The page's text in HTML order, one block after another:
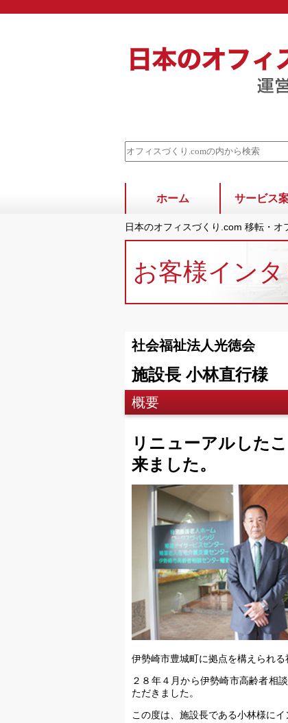
ホーム サービス
日本のオフィスづくり.com 移転・オ
お客様イン
社会福祉法人光徳会
施設長 小林直行様
概要
リニューアルした
来ました。
伊勢崎市豊城町に拠点を構えられる
２８年４月から伊勢崎市高齢者相
ただきました。
この度は、施設長である小林様に